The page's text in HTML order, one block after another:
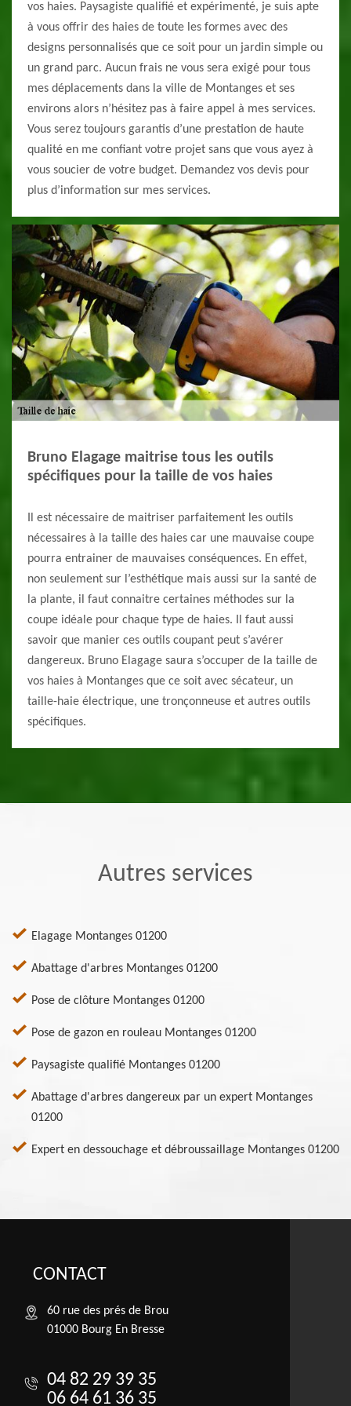
vos haies. Paysagiste qualifié et expérimenté, je suis apte
à vous offrir des haies de toute les formes avec des
designs personnalisés que ce soit pour un jardin simple ou
un grand parc. Aucun frais ne vous sera exigé pour tous
mes déplacements dans la ville de Montanges et ses
environs alors n’hésitez pas à faire appel à mes services.
Vous serez toujours garantis d’une prestation de haute
qualité en me confiant votre projet sans que vous ayez à
vous soucier de votre budget. Demandez vos devis pour
plus d’information sur mes services.
Bruno Elagage maitrise tous les outils
spécifiques pour la taille de vos haies
Il est nécessaire de maitriser parfaitement les outils
nécessaires à la taille des haies car une mauvaise coupe
pourra entrainer de mauvaises conséquences. En effet,
non seulement sur l’esthétique mais aussi sur la santé de
la plante, il faut connaitre certaines méthodes sur la
coupe idéale pour chaque type de haies. Il faut aussi
savoir que manier ces outils coupant peut s’avérer
dangereux. Bruno Elagage saura s’occuper de la taille de
vos haies à Montanges que ce soit avec sécateur, un
taille-haie électrique, une tronçonneuse et autres outils
spécifiques.
Autres services
Elagage Montanges 01200
Abattage d'arbres Montanges 01200
Pose de clôture Montanges 01200
Pose de gazon en rouleau Montanges 01200
Paysagiste qualifié Montanges 01200
Abattage d'arbres dangereux par un expert Montanges
01200
Expert en dessouchage et débroussaillage Montanges 01200
CONTACT
60 rue des prés de Brou
01000 Bourg En Bresse
04 82 29 39 35
06 64 61 36 35